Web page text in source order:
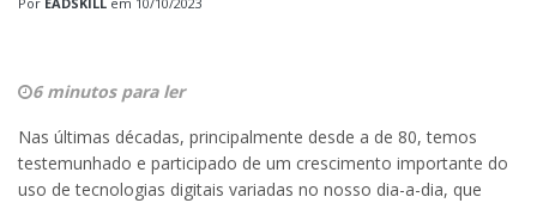
6 minutos para ler
Nas últimas décadas, principalmente desde a de 80, temos
testemunhado e participado de um crescimento importante do
uso de tecnologias digitais variadas no nosso dia-a-dia, que